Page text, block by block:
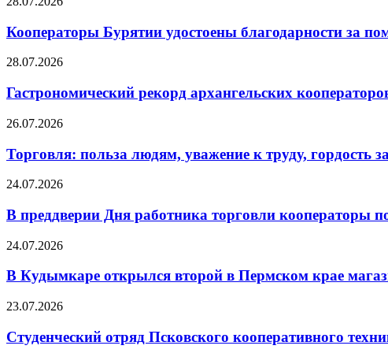
Кооператоры Бурятии удостоены благодарности за
28.07.2026
Гастрономический рекорд архангельских
26.07.2026
Торговля: польза людям, уважение к труду, гордость
24.07.2026
В преддверии Дня работника торговли кооператоры
24.07.2026
В Кудымкаре открылся второй в Пермском крае
23.07.2026
Студенческий отряд Псковского кооперативного